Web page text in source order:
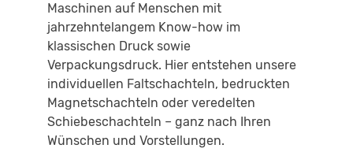
Maschinen auf Menschen mit
jahrzehntelangem Know-how im
klassischen Druck sowie
Verpackungsdruck. Hier entstehen unsere
individuellen Faltschachteln, bedruckten
Magnetschachteln oder veredelten
Schiebeschachteln – ganz nach Ihren
Wünschen und Vorstellungen.